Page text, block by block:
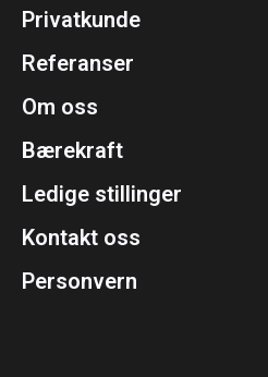
Privatkunde
Referanser
Om oss
Bærekraft
Ledige stillinger
Kontakt oss
Personvern